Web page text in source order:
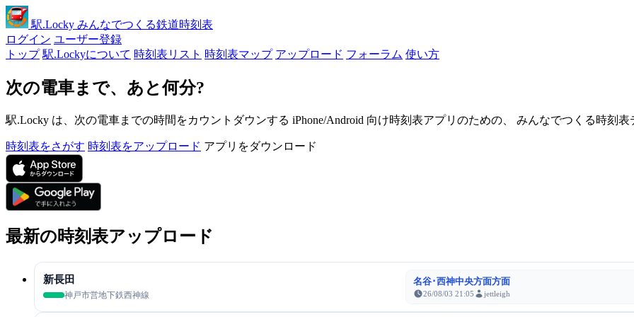
駅.Locky みんなでつくる鉄道時刻表
ログイン ユーザー登録
トップ 駅.Lockyについて 時刻表リスト 時刻表マップ アップロード フォーラム 使い方
次の電車まで、あと何分?
駅.Locky は、次の電車までの時間をカウントダウンする iPhone/Android 向け時刻表アプリのための、 みんなでつくる時刻表
時刻表をさがす 時刻表をアップロード アプリをダウンロード
最新の時刻表アップロード
新長田
神戸市営地下鉄西神線
名谷･西神中央方面方面
26/08/03 21:05 jettleigh